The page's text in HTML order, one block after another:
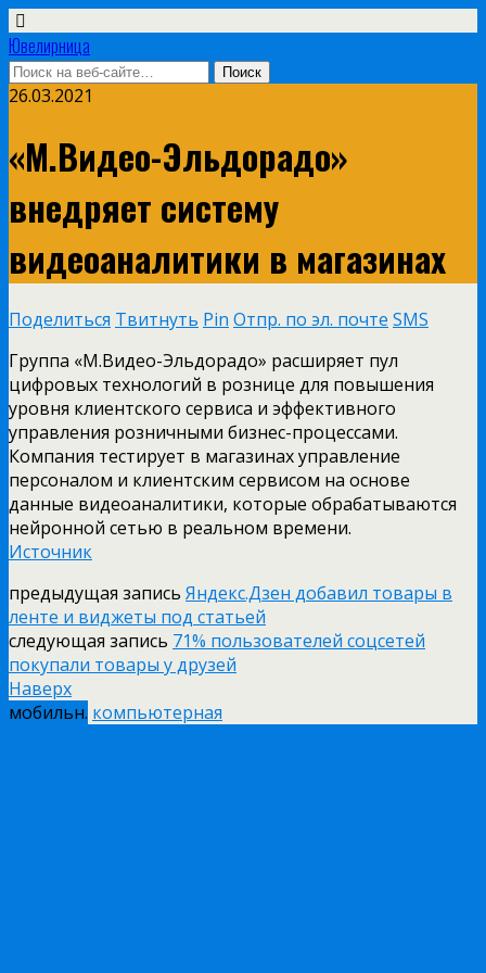
Ювелирница
26.03.2021
«М.Видео-Эльдорадо»
внедряет систему
видеоаналитики в магазинах
Поделиться Твитнуть Pin Отпр. по эл. почте SMS
Группа «М.Видео-Эльдорадо» расширяет пул
цифровых технологий в рознице для повышения
уровня клиентского сервиса и эффективного
управления розничными бизнес-процессами.
Компания тестирует в магазинах управление
персоналом и клиентским сервисом на основе
данные видеоаналитики, которые обрабатываются
нейронной сетью в реальном времени.
Источник
предыдущая запись Яндекс.Дзен добавил товары в
ленте и виджеты под статьей
следующая запись 71% пользователей соцсетей
покупали товары у друзей
Наверх
мобильн. компьютерная